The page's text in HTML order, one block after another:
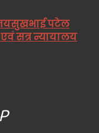
जयसुखभाई पटेल
सत्र न्यायालय